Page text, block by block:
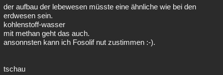
der aufbau der lebewesen müsste eine ähnliche wie bei den
erdwesen sein.
kohlenstoff-wasser
mit methan geht das auch.
ansonnsten kann ich Fosolif nut zustimmen :-).
tschau